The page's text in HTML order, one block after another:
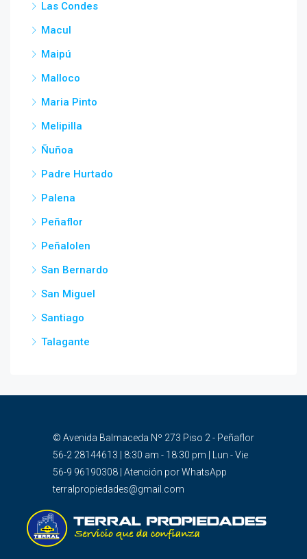
Las Condes
Macul
Maipú
Malloco
Maria Pinto
Melipilla
Ñuñoa
Padre Hurtado
Palena
Peñaflor
Peñalolen
San Bernardo
San Miguel
Santiago
Talagante
© Avenida Balmaceda Nº 273 Piso 2 - Peñaflor
56-2 28144613 | 8:30 am - 18:30 pm | Lun - Vie
56-9 96190308 | Atención por WhatsApp
terralpropiedades@gmail.com